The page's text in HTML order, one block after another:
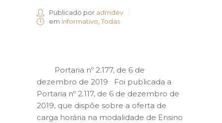
Publicado por admdev
em Informativo Todas
Portaria nº 2.177, de 6 de
dezembro de 2019 Foi publicada a
Portaria nº 2.117, de 6 de dezembro de
2019, que dispõe sobre a oferta de
carga horária na modalidade de Ensino